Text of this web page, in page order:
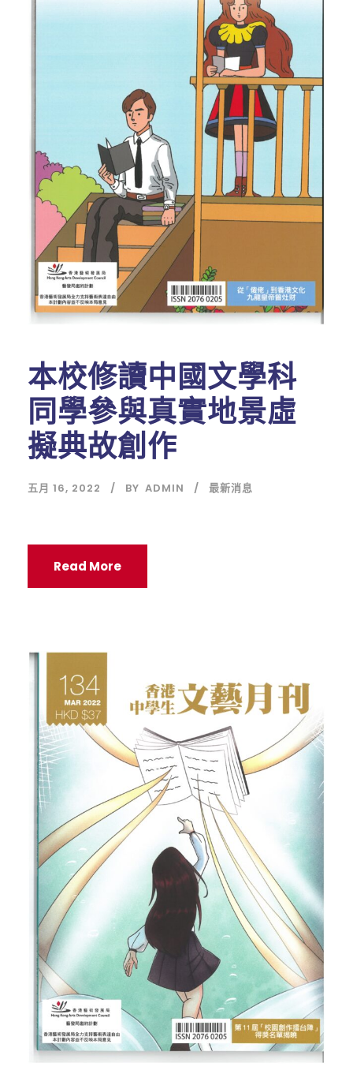
本校修讀中國文學科
同學參與真實地景虛
擬典故創作
五月 16, 2022 BY ADMIN 最新消息
Read More